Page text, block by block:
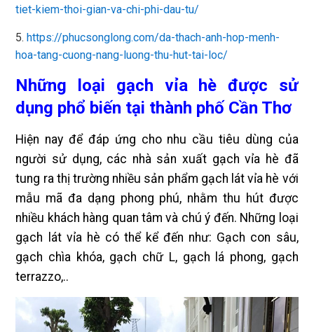
tiet-kiem-thoi-gian-va-chi-phi-dau-tu/
5. https://phucsonglong.com/da-thach-anh-hop-menh-
hoa-tang-cuong-nang-luong-thu-hut-tai-loc/
Những loại gạch vỉa hè được sử
dụng phổ biến tại thành phố Cần Thơ
Hiện nay để đáp ứng cho nhu cầu tiêu dùng của
người sử dụng, các nhà sản xuất gạch vỉa hè đã
tung ra thị trường nhiều sản phẩm gạch lát vỉa hè với
mẫu mã đa dạng phong phú, nhằm thu hút được
nhiều khách hàng quan tâm và chú ý đến. Những loại
gạch lát vỉa hè có thể kể đến như: Gạch con sâu,
gạch chìa khóa, gạch chữ L, gạch lá phong, gạch
terrazzo,..